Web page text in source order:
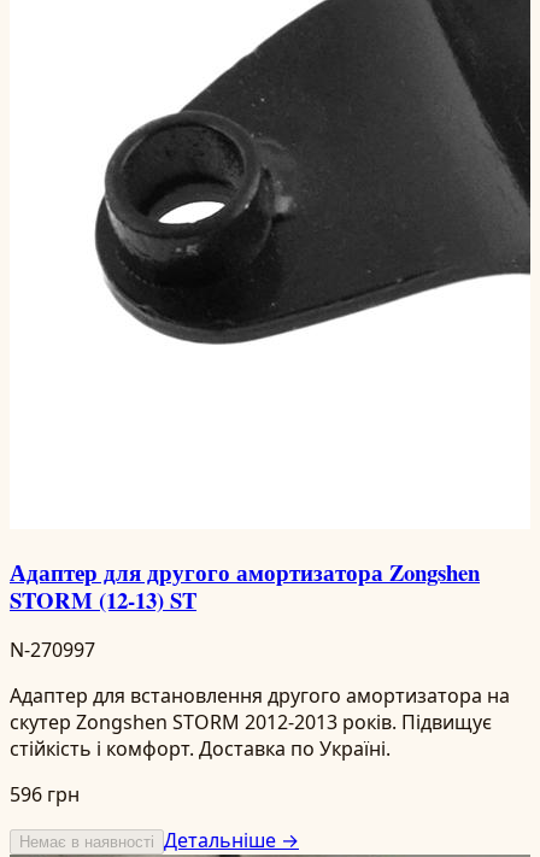
Адаптер для другого амортизатора Zongshen
STORM (12-13) ST
N-270997
Адаптер для встановлення другого амортизатора на
скутер Zongshen STORM 2012-2013 років. Підвищує
стійкість і комфорт. Доставка по Україні.
596 грн
Немає в наявності Детальніше →